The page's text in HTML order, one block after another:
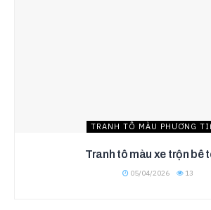
TRANH TÔ MÀU PHƯƠNG
Tranh tô màu xe trộn bê
05/04/2026 13